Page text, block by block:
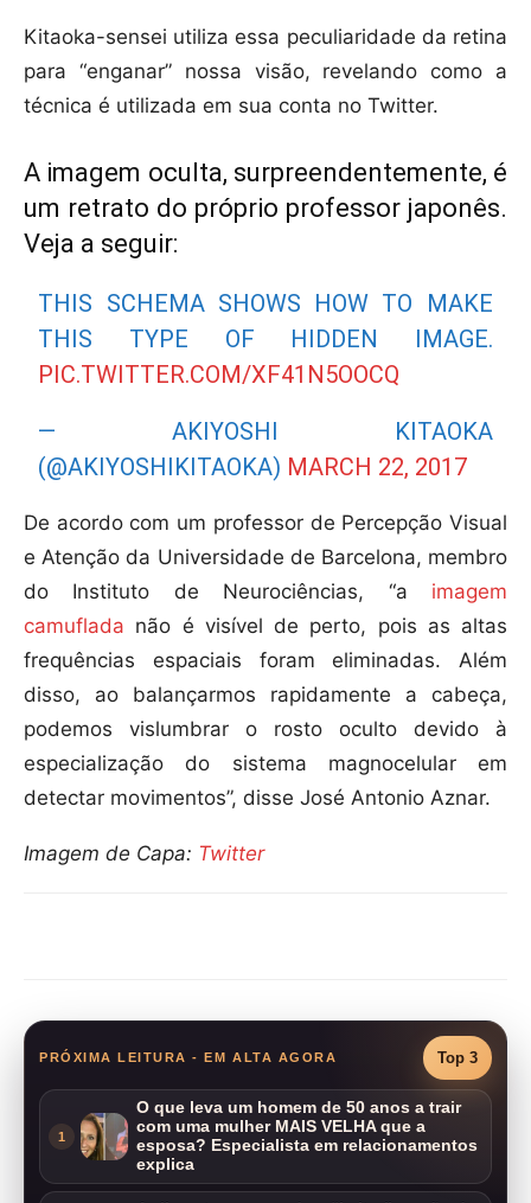
Kitaoka-sensei utiliza essa peculiaridade da retina
para “enganar” nossa visão, revelando como a
técnica é utilizada em sua conta no Twitter.
A imagem oculta, surpreendentemente, é
um retrato do próprio professor japonês.
Veja a seguir:
THIS SCHEMA SHOWS HOW TO MAKE
THIS TYPE OF HIDDEN IMAGE.
PIC.TWITTER.COM/XF41N5OOCQ
— AKIYOSHI KITAOKA
(@AKIYOSHIKITAOKA) MARCH 22, 2017
De acordo com um professor de Percepção Visual
e Atenção da Universidade de Barcelona, membro
do Instituto de Neurociências, “a imagem
camuflada não é visível de perto, pois as altas
frequências espaciais foram eliminadas. Além
disso, ao balançarmos rapidamente a cabeça,
podemos vislumbrar o rosto oculto devido à
especialização do sistema magnocelular em
detectar movimentos”, disse José Antonio Aznar.
Imagem de Capa: Twitter
PRÓXIMA LEITURA - EM ALTA AGORA Top 3
1
O que leva um homem de 50 anos a trair
com uma mulher MAIS VELHA que a
esposa? Especialista em relacionamentos
explica